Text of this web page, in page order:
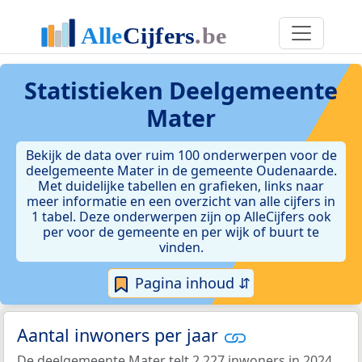
Statistieken Deelgemeente
Mater
Bekijk de data over ruim 100 onderwerpen voor de
deelgemeente Mater in de gemeente Oudenaarde.
Met duidelijke tabellen en grafieken, links naar
meer informatie en een overzicht van alle cijfers in
1 tabel. Deze onderwerpen zijn op AlleCijfers ook
per voor de gemeente en per wijk of buurt te
vinden.
Pagina inhoud ⇵
Aantal inwoners per jaar